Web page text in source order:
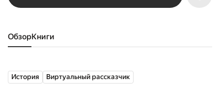
Обзор книги
История Виртуальный рассказчик